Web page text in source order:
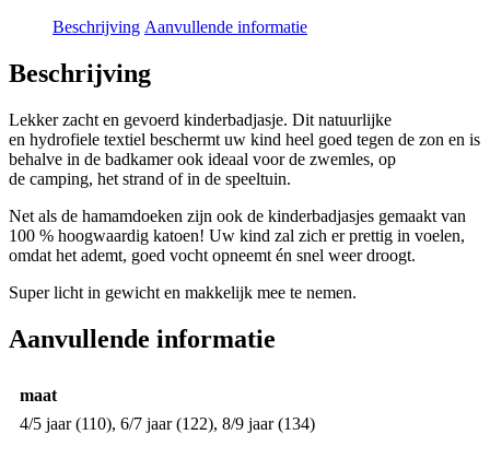
Beschrijving Aanvullende informatie
Beschrijving
Lekker zacht en gevoerd kinderbadjasje. Dit natuurlijke
en hydrofiele textiel beschermt uw kind heel goed tegen de zon en is
behalve in de badkamer ook ideaal voor de zwemles, op
de camping, het strand of in de speeltuin.
Net als de hamamdoeken zijn ook de kinderbadjasjes gemaakt van
100 % hoogwaardig katoen! Uw kind zal zich er prettig in voelen,
omdat het ademt, goed vocht opneemt én snel weer droogt.
Super licht in gewicht en makkelijk mee te nemen.
Aanvullende informatie
maat
4/5 jaar (110), 6/7 jaar (122), 8/9 jaar (134)